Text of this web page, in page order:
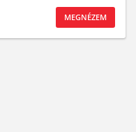
MEGNÉZEM